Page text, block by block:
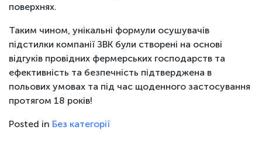
поверхнях.
Таким чином, унікальні формули осушувачів
підстилки компанії ЗВК були створені на основі
відгуків провідних фермерських господарств та
ефективність та безпечність підтверджена в
польових умовах та під час щоденного застосування
протягом 18 років!
Posted in Без категорії